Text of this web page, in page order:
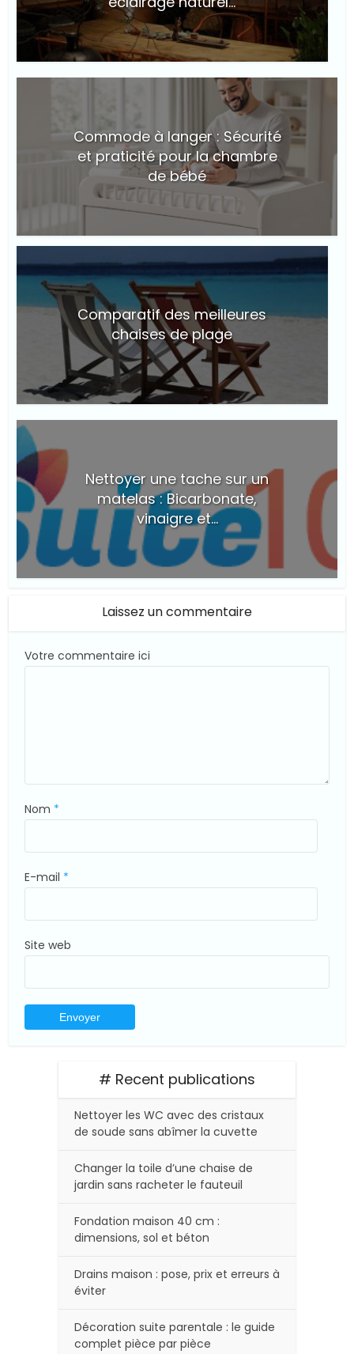
© Suite101
Commode à langer : Sécurité
et praticité pour la chambre
de bébé
Comparatif des meilleures
chaises de plage
Nettoyer une tache sur un
matelas : Bicarbonate,
vinaigre et...
Laissez un commentaire
Votre commentaire ici
Nom *
E-mail *
Site web
# Recent publications
Nettoyer les WC avec des cristaux
de soude sans abîmer la cuvette
Changer la toile d’une chaise de
jardin sans racheter le fauteuil
Fondation maison 40 cm :
dimensions, sol et béton
Drains maison : pose, prix et erreurs à
éviter
Décoration suite parentale : le guide
complet pièce par pièce